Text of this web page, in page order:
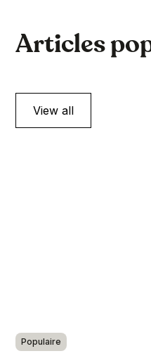
Articles
View all
Populaire